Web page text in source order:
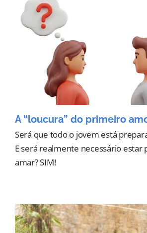
A “loucura” do primeiro
Será que todo o jovem está
E será realmente necessário estar
amar? SIM!